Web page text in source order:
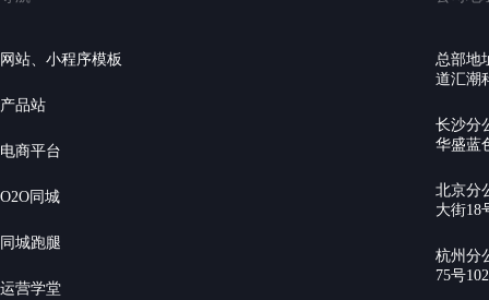
网站、小程序模板
产品站
电商平台
O2O同城
同城跑腿
运营学堂
总部地
道汇潮
长沙分
华盛蓝
北京分
大街18
杭州分
75号